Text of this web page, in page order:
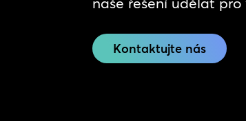
Kontaktujte nás